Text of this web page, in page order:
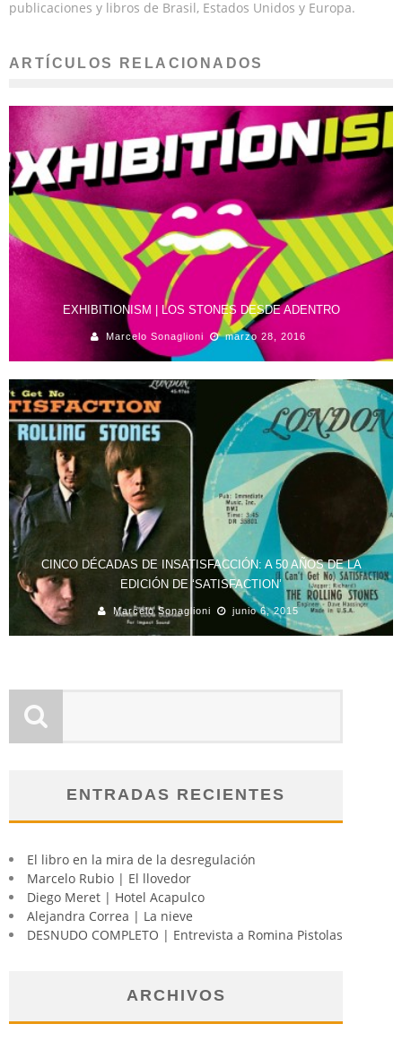
publicaciones y libros de Brasil, Estados Unidos y Europa.
ARTÍCULOS RELACIONADOS
EXHIBITIONISM | LOS STONES DESDE ADENTRO
Marcelo Sonaglioni marzo 28, 2016
CINCO DÉCADAS DE INSATISFACCIÓN: A 50 AÑOS DE LA
EDICIÓN DE ‘SATISFACTION’
Marcelo Sonaglioni junio 6, 2015
ENTRADAS RECIENTES
El libro en la mira de la desregulación
Marcelo Rubio | El llovedor
Diego Meret | Hotel Acapulco
Alejandra Correa | La nieve
DESNUDO COMPLETO | Entrevista a Romina Pistolas
ARCHIVOS